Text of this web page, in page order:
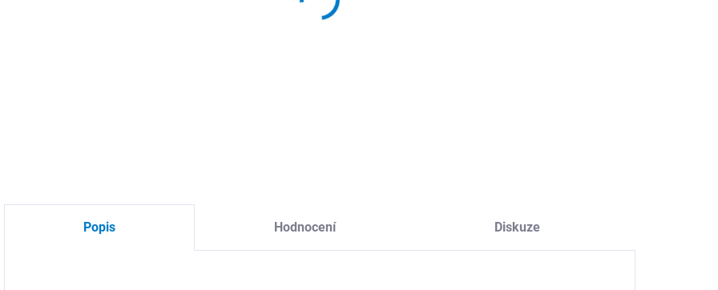
MOŽNOSTI DORUČENÍ
Popis Hodnocení Diskuze